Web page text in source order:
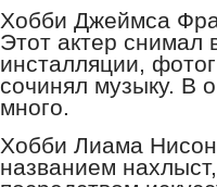
Хобби Джеймса
Этот актер снимал
инсталляции,
сочинял музыку. В
много.
Хобби Лиама
названием